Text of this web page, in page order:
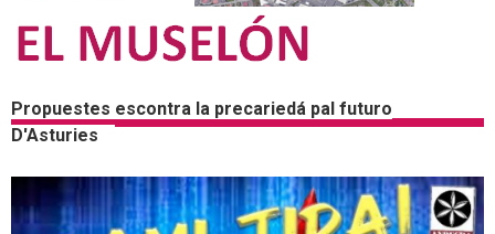
Propuestes escontra la precariedá pal futuro
D'Asturies